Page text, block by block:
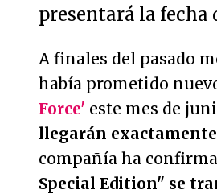
presentará la fecha
A finales del pasado
había prometido
Force' este mes de
llegarán exactamente
compañía ha
Special Edition" se